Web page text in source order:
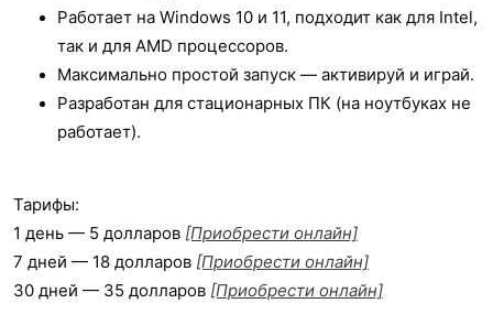
Работает на Windows 10 и 11, подходит как для Intel,
так и для AMD процессоров.
Максимально простой запуск — активируй и играй.
Разработан для стационарных ПК (на ноутбуках не
работает).
Тарифы:
1 день — 5 долларов [Приобрести онлайн]
7 дней — 18 долларов [Приобрести онлайн]
30 дней — 35 долларов [Приобрести онлайн]